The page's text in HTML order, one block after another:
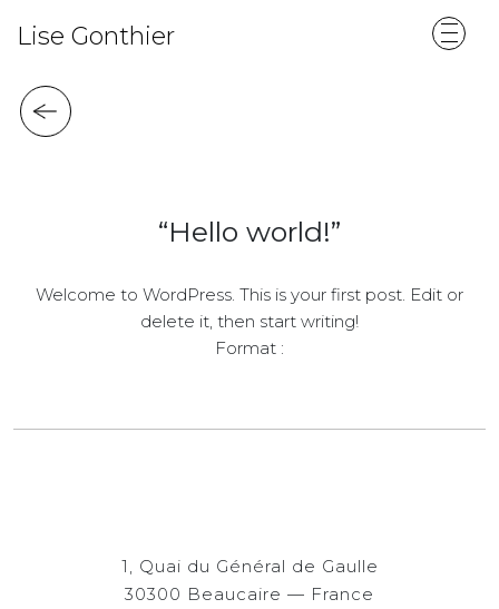
Lise Gonthier
“Hello world!”
Welcome to WordPress. This is your first post. Edit or
delete it, then start writing!
Format :
1, Quai du Général de Gaulle
30300 Beaucaire — France